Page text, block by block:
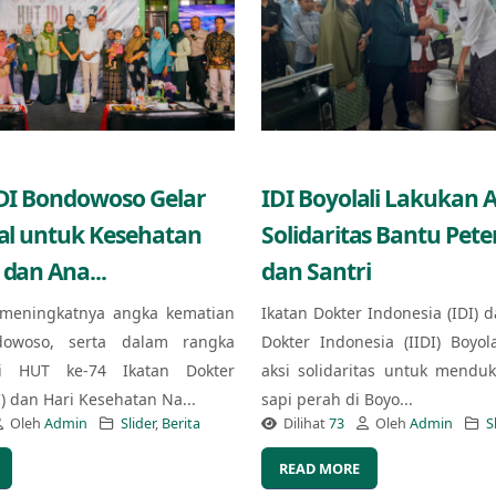
Bondowoso Gelar
untuk Kesehatan
Ana...
angka kematian
serta dalam rangka
HUT ke-74 Ikatan Dokter
dan Hari Kesehatan Na...
Oleh Admin Slider, Berita
IDI Boyolali Lakukan
Solidaritas Bantu
dan Santri
Ikatan Dokter Indonesia (IDI)
Dokter Indonesia (IIDI)
aksi solidaritas untuk
sapi perah di Boyo...
Dilihat73 Oleh Admin
READ MORE